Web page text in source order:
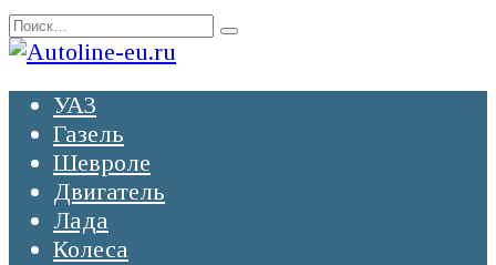
Перейти
к
Search
for:
УАЗ
Газель
Шевроле
Двигатель
Лада
Колеса